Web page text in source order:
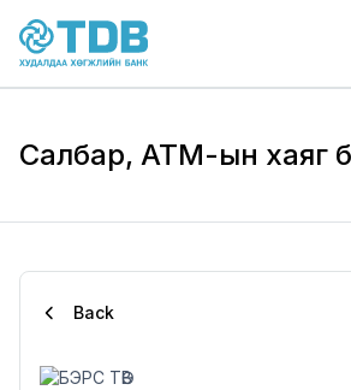
Skip to main content
Салбар, АТМ-ын хаяг
Back